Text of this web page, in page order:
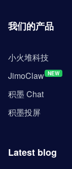
我们的产品
小火堆科技
JimoClaw NEW
积墨 Chat
积墨投屏
Latest blog